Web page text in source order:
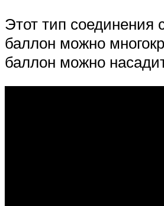
Этот тип соединения
баллон можно
баллон можно